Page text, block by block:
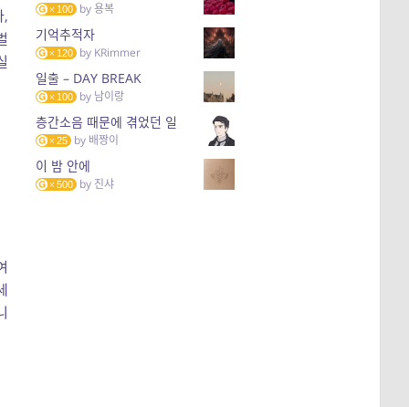
,
100 by용복
기억추적자
120 by KRimmer
일출 – DAY BREAK
100 by 남이랑
층간소음 때문에 겪었던 일
25 by 배짱이
이 밤 안에
500 by 진샤